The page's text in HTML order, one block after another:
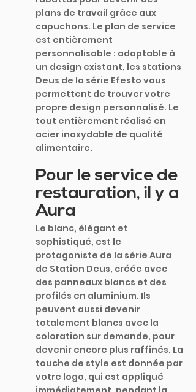
plans de travail grâce aux
capuchons. Le plan de service
est entièrement
personnalisable : adaptable à
un design existant, les stations
Deus de la série Efesto vous
permettent de trouver votre
propre design personnalisé. Le
tout entièrement réalisé en
acier inoxydable de qualité
alimentaire.
Pour le service de
restauration, il y a
Aura
Le blanc, élégant et
sophistiqué, est le
protagoniste de la série Aura
de Station Deus, créée avec
des panneaux blancs et des
profilés en aluminium. Ils
peuvent aussi devenir
totalement blancs avec la
coloration sur demande, pour
devenir encore plus raffinés. La
touche de style est donnée par
votre logo, qui est appliqué